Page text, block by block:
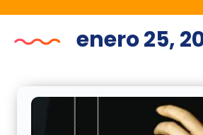
enero 25,